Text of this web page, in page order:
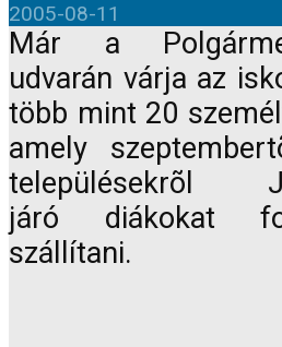
2005-08-11
Már a
udvarán várja az
több mint 20
amely
településekrõl
járó diákokat
szállítani.